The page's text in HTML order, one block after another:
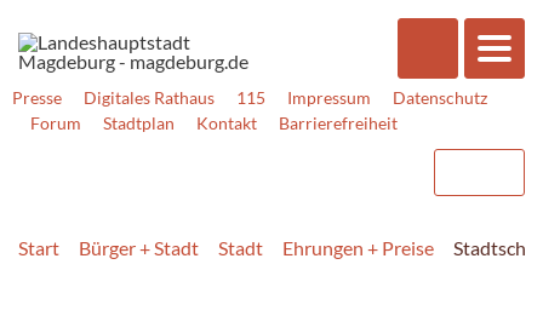
Presse Digitales Rathaus 115 Impressum
Datenschutz
Forum
Stadtplan Kontakt Barrierefreiheit
Start Bürger + Stadt Stadt Ehrungen + Preise